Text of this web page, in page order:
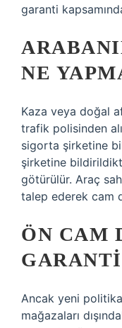
garanti
NE
Kaza veya doğal
trafik polisinden
sigorta şirketine
şirketine
götürülür. Araç
talep ederek cam
ÖN CAM
Ancak yeni
mağazaları